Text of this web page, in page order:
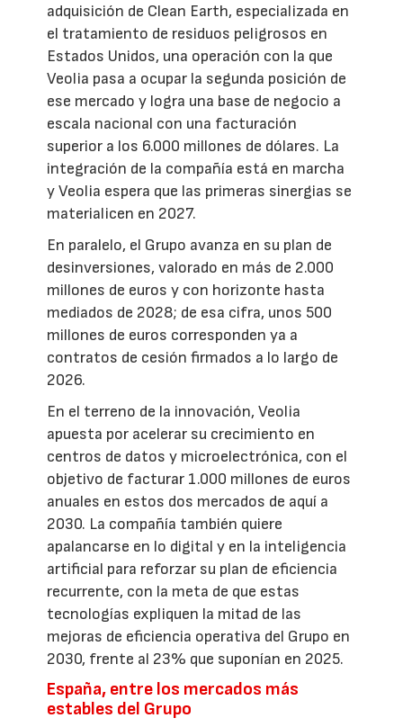
adquisición de Clean Earth, especializada en
el tratamiento de residuos peligrosos en
Estados Unidos, una operación con la que
Veolia pasa a ocupar la segunda posición de
ese mercado y logra una base de negocio a
escala nacional con una facturación
superior a los 6.000 millones de dólares. La
integración de la compañía está en marcha
y Veolia espera que las primeras sinergias se
materialicen en 2027.
En paralelo, el Grupo avanza en su plan de
desinversiones, valorado en más de 2.000
millones de euros y con horizonte hasta
mediados de 2028; de esa cifra, unos 500
millones de euros corresponden ya a
contratos de cesión firmados a lo largo de
2026.
En el terreno de la innovación, Veolia
apuesta por acelerar su crecimiento en
centros de datos y microelectrónica, con el
objetivo de facturar 1.000 millones de euros
anuales en estos dos mercados de aquí a
2030. La compañía también quiere
apalancarse en lo digital y en la inteligencia
artificial para reforzar su plan de eficiencia
recurrente, con la meta de que estas
tecnologías expliquen la mitad de las
mejoras de eficiencia operativa del Grupo en
2030, frente al 23% que suponían en 2025.
España, entre los mercados más
estables del Grupo